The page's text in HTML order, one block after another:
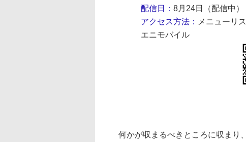
配信日： 8月24日（配信中）
アクセス方法：
メニューリ
エニモバイル
何かが収まるべきところに収まり